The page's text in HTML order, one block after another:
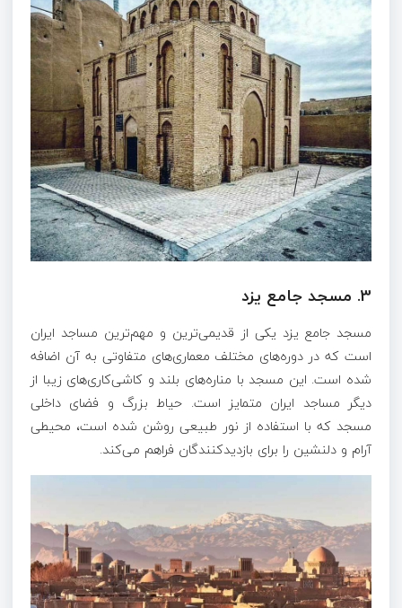
3. مسجد جامع یزد
مسجد جامع یزد یکی از قدیمی‌ترین و مهم‌ترین مساجد ایران
است که در دوره‌های مختلف معماری‌های متفاوتی به آن اضافه
شده است. این مسجد با مناره‌های بلند و کاشی‌کاری‌های زیبا از
دیگر مساجد ایران متمایز است. حیاط بزرگ و فضای داخلی
مسجد که با استفاده از نور طبیعی روشن شده است، محیطی
آرام و دلنشین را برای بازدیدکنندگان فراهم می‌کند.